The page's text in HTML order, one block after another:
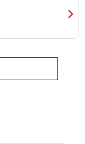
chevron_right